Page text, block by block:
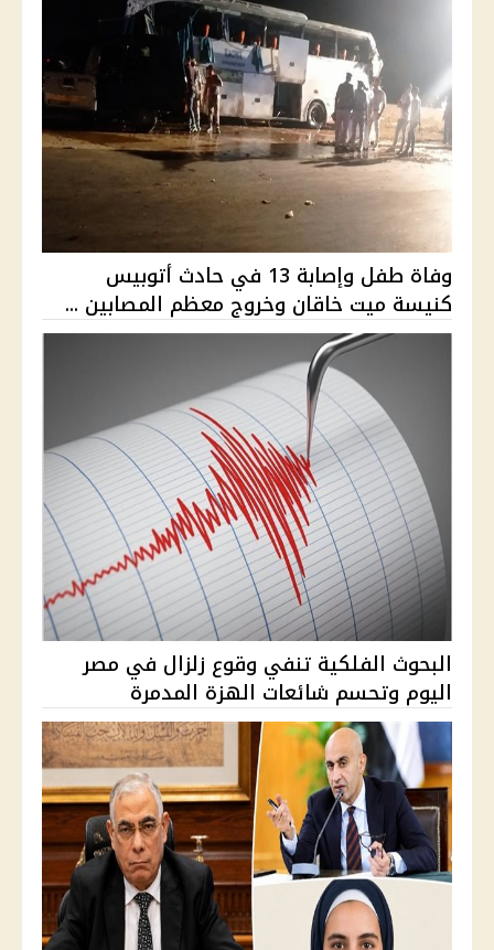
وفاة طفل وإصابة 13 في حادث أتوبيس
كنيسة ميت خاقان وخروج معظم المصابين ...
البحوث الفلكية تنفي وقوع زلزال في مصر
اليوم وتحسم شائعات الهزة المدمرة